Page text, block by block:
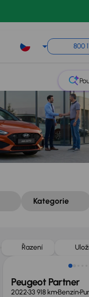
800
Kategorie
Řazení
Možnost odpočtu
Peugeot Partner
202233 918 kmBenzín